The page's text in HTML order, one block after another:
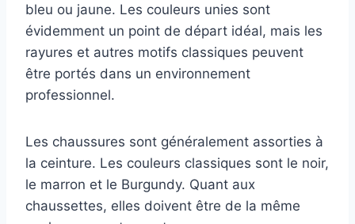
bleu ou jaune. Les couleurs unies sont
évidemment un point de départ idéal, mais les
rayures et autres motifs classiques peuvent
être portés dans un environnement
professionnel.
Les chaussures sont généralement assorties à
la ceinture. Les couleurs classiques sont le noir,
le marron et le Burgundy. Quant aux
chaussettes, elles doivent être de la même